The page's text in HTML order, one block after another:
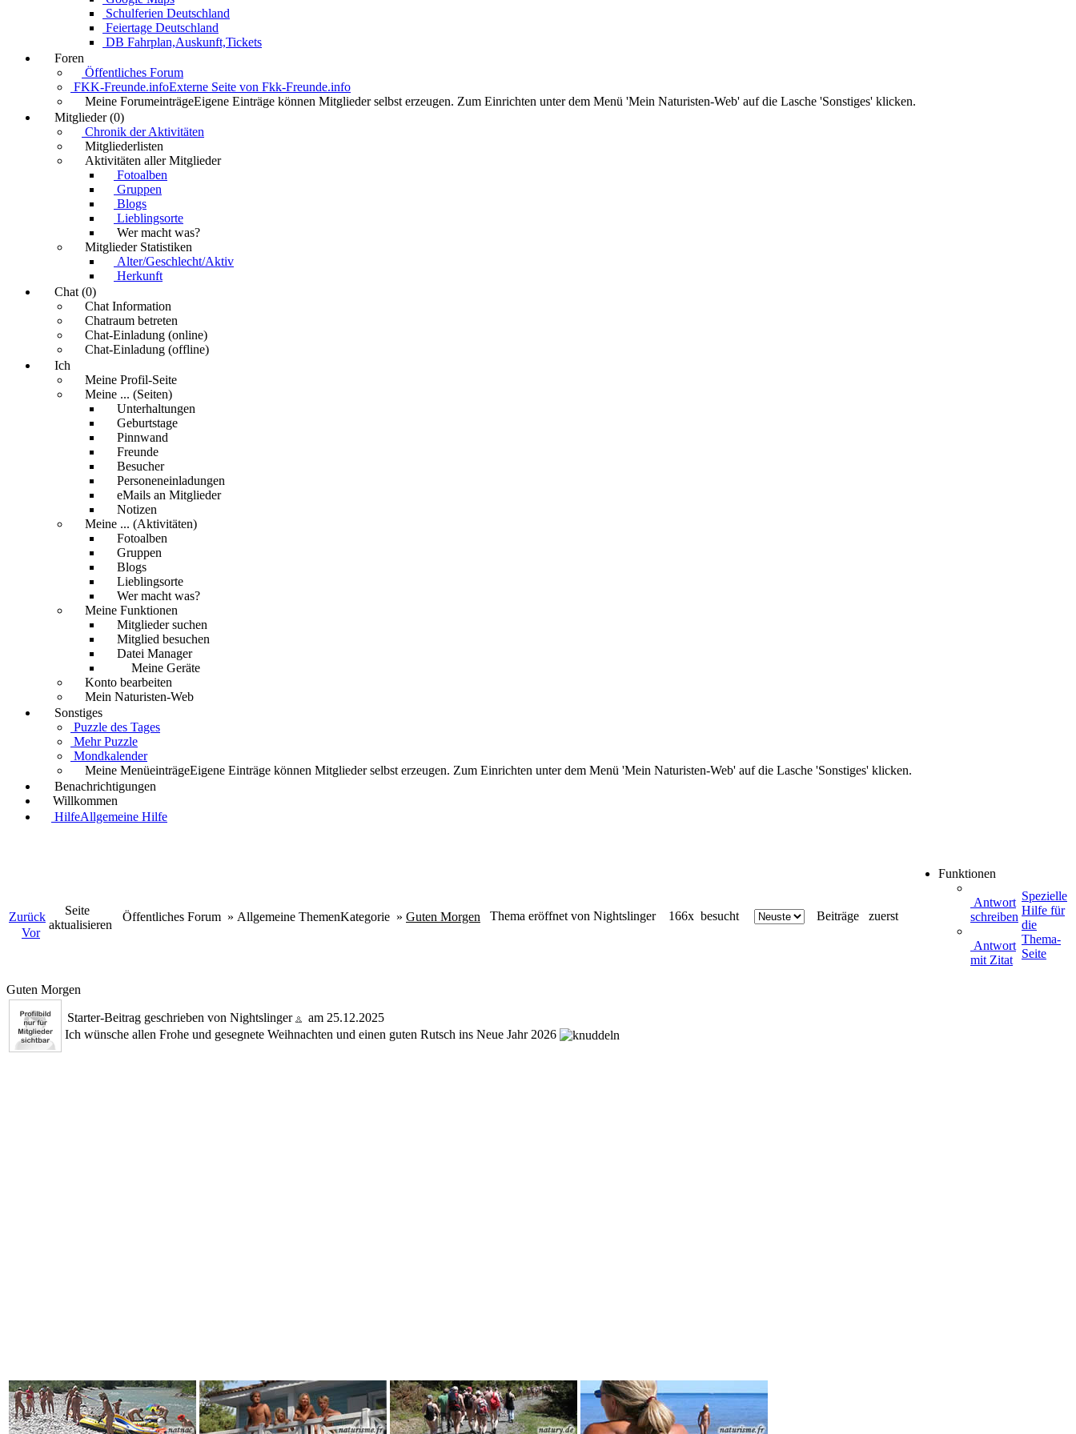
Schulferien Deutschland
Feiertage Deutschland
DB Fahrplan,Auskunft,Tickets
Foren
Öffentliches Forum
FKK-Freunde.infoExterne Seite von Fkk-Freunde.info
Meine ForumeinträgeEigene Einträge können Mitglieder selbst erzeugen. Zum Einrichten unter dem Menü 'Mein Naturisten-Web' auf die Lasche 'Sonstiges' klicken.
Mitglieder (0)
Chronik der Aktivitäten
Mitgliederlisten
Aktivitäten aller Mitglieder
Fotoalben
Gruppen
Blogs
Lieblingsorte
Wer macht was?
Mitglieder Statistiken
Alter/Geschlecht/Aktiv
Herkunft
Chat (0)
Chat Information
Chatraum betreten
Chat-Einladung (online)
Chat-Einladung (offline)
Ich
Meine Profil-Seite
Meine ... (Seiten)
Unterhaltungen
Geburtstage
Pinnwand
Freunde
Besucher
Personeneinladungen
eMails an Mitglieder
Notizen
Meine ... (Aktivitäten)
Fotoalben
Gruppen
Blogs
Lieblingsorte
Wer macht was?
Meine Funktionen
Mitglieder suchen
Mitglied besuchen
Datei Manager
Meine Geräte
Konto bearbeiten
Mein Naturisten-Web
Sonstiges
Puzzle des Tages
Mehr Puzzle
Mondkalender
Meine MenüeinträgeEigene Einträge können Mitglieder selbst erzeugen. Zum Einrichten unter dem Menü 'Mein Naturisten-Web' auf die Lasche 'Sonstiges' klicken.
Benachrichtigungen
Willkommen
HilfeAllgemeine Hilfe
Zurück
Vor
Seite
aktualisieren
Öffentliches Forum » Allgemeine ThemenKategorie » Guten Morgen Thema eröffnet von Nightslinger 166x besucht Beiträge zuerst
Funktionen
Antwort
schreiben
Antwort
mit Zitat
Spezielle
Hilfe für
die
Thema-
Seite
Guten Morgen
Starter-Beitrag geschrieben von Nightslinger
am 25.12.2025
Ich wünsche allen Frohe und gesegnete Weihnachten und einen guten Rutsch ins Neue Jahr 2026